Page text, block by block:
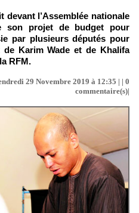
devant l’Assemblée nationale
son projet de budget pour
par plusieurs députés pour
de Karim Wade et de Khalifa
RFM.
29 Novembre 2019 à 12:35 | | 0
commentaire(s)|